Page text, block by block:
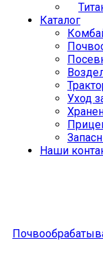
Каталог
Уход
Наши